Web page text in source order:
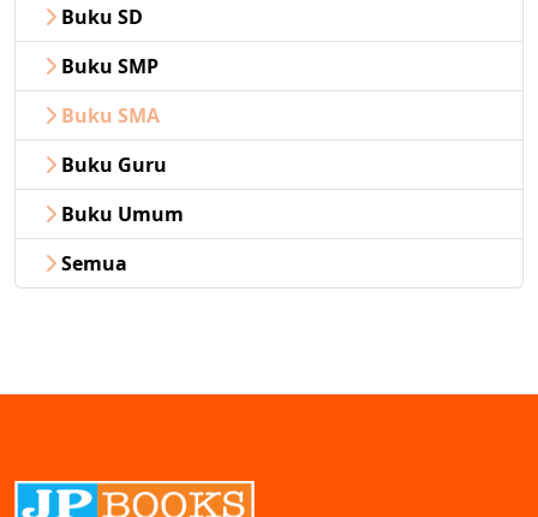
Buku SD
Buku SMP
Buku SMA
Buku Guru
Buku Umum
Semua